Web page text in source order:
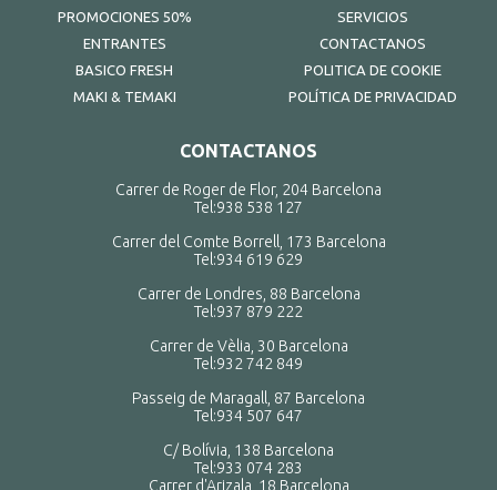
PROMOCIONES 50%
ENTRANTES
BASICO FRESH
MAKI & TEMAKI
SERVICIOS
CONTACTANOS
POLITICA DE COOKIE
POLÍTICA DE PRIVACIDAD
CONTACTANOS
Carrer de Roger de Flor, 204 Barcelona
Tel:938 538 127
Carrer del Comte Borrell, 173 Barcelona
Tel:934 619 629
Carrer de Londres, 88 Barcelona
Tel:937 879 222
Carrer de Vèlia, 30 Barcelona
Tel:932 742 849
Passeig de Maragall, 87 Barcelona
Tel:934 507 647
C/ Bolívia, 138 Barcelona
Tel:933 074 283
Carrer d'Arizala, 18 Barcelona